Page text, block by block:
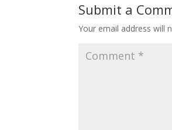
Submit a
Your email address will